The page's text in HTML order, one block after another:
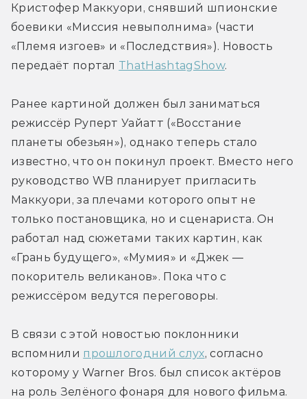
Кристофер Маккуори, снявший шпионские
боевики «Миссия невыполнима» (части
«Племя изгоев» и «Последствия»). Новость
передаёт портал ThatHashtagShow.
Ранее картиной должен был заниматься
режиссёр Руперт Уайатт («Восстание
планеты обезьян»), однако теперь стало
известно, что он покинул проект. Вместо него
руководство WB планирует пригласить
Маккуори, за плечами которого опыт не
только постановщика, но и сценариста. Он
работал над сюжетами таких картин, как
«Грань будущего», «Мумия» и «Джек —
покоритель великанов». Пока что с
режиссёром ведутся переговоры.
В связи с этой новостью поклонники
вспомнили прошлогодний слух, согласно
которому у Warner Bros. был список актёров
на роль Зелёного фонаря для нового фильма.